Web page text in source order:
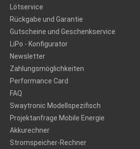
Lötservice
Rückgabe und Garantie
Gutscheine und Geschenkservice
LiPo - Konfigurator
Newsletter
Zahlungsmöglichkeiten
Performance Card
FAQ
Swaytronic Modellspezifisch
Projektanfrage Mobile Energie
Akkurechner
Stromspeicher-Rechner